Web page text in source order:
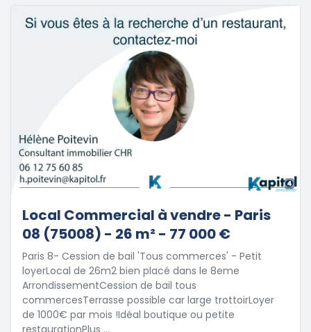
4
Local Commercial à vendre - Paris
08 (75008) - 26 m² - 77 000 €
Paris 8- Cession de bail 'Tous commerces' - Petit
loyerLocal de 26m2 bien placé dans le 8eme
ArrondissementCession de bail tous
commercesTerrasse possible car large trottoirLoyer
de 1000€ par mois !Idéal boutique ou petite
restaurationPlus …